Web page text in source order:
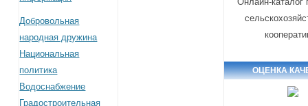
Добровольная
народная дружина
Национальная
политика
Водоснабжение
Градостроительная
ОЦЕНКА